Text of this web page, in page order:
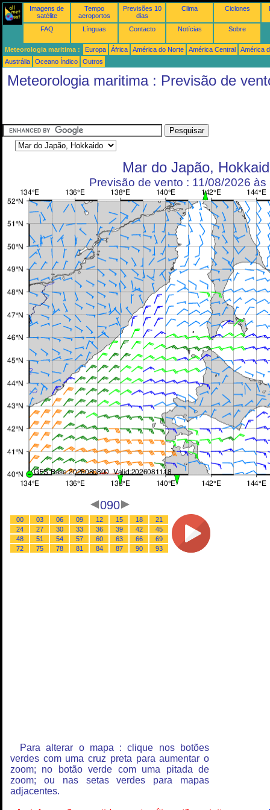
Imagens de
satélite
Tempo
aeroportos
Previsões 10
dias
Clima Ciclones
FAQ Línguas Contacto Notícias Sobre
Meteorologia maritima : Europa África América do Norte América Central
América
Austrália
Oceano Índico Outros
Meteorologia maritima : Previsão de
Mar do Japão,
Previsão de vento : 11/08/2026 às
090
00 03 06 09 12 15 18
21
24
27 30 33 36 39 42
45
48
51 54 57 60 63 66
69
72
75 78 81 84 87 90 93
Para alterar o mapa : clique nos botões
verdes com uma cruz preta para aumentar o
zoom; no botão verde com uma pitada de
zoom; ou nas setas verdes para mapas
adjacentes.